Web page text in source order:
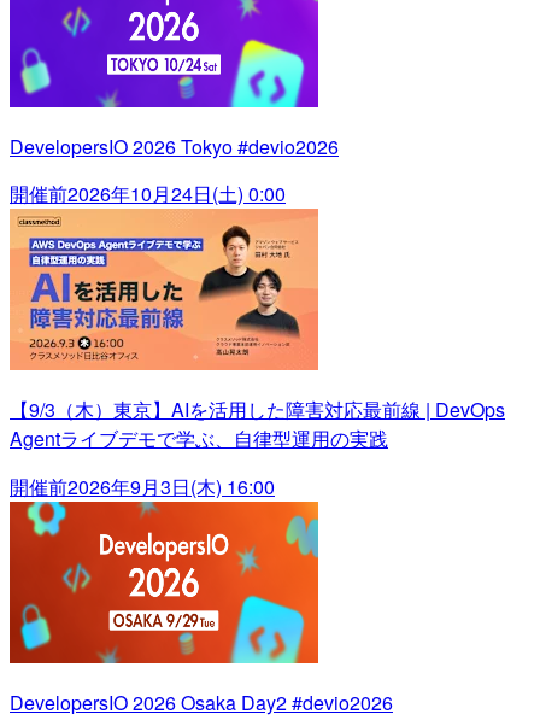
DevelopersIO 2026 Tokyo #devio2026
開催前2026年10月24日(土) 0:00
【9/3（木）東京】AIを活用した障害対応最前線 | DevOps
Agentライブデモで学ぶ、自律型運用の実践
開催前2026年9月3日(木) 16:00
DevelopersIO 2026 Osaka Day2 #devio2026